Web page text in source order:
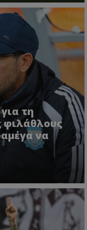
τη
φιλάθλους
να